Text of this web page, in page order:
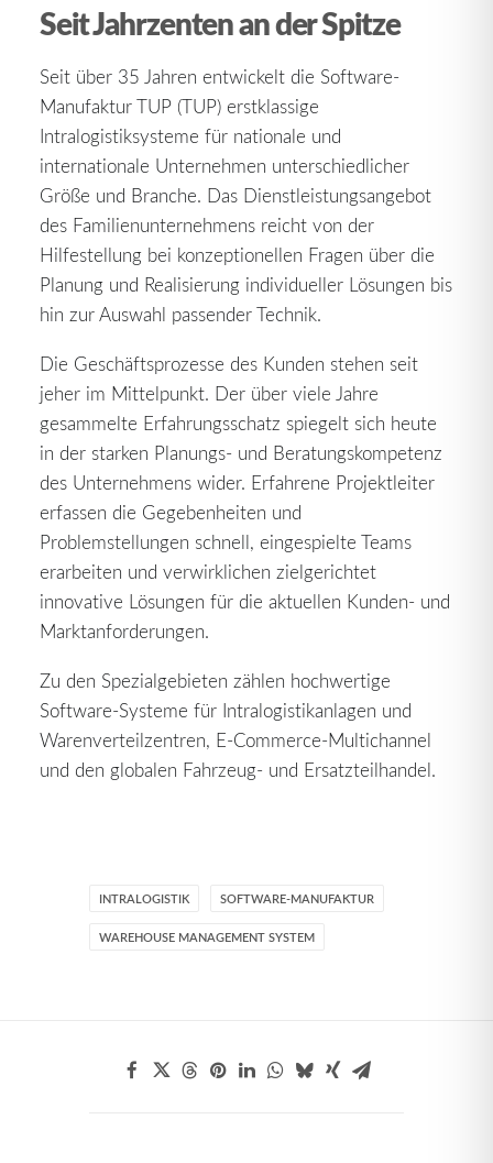
Seit Jahrzenten an der Spitze
Seit über 35 Jahren entwickelt die Software-
Manufaktur TUP (TUP) erstklassige
Intralogistiksysteme für nationale und
internationale Unternehmen unterschiedlicher
Größe und Branche. Das Dienstleistungsangebot
des Familienunternehmens reicht von der
Hilfestellung bei konzeptionellen Fragen über die
Planung und Realisierung individueller Lösungen bis
hin zur Auswahl passender Technik.
Die Geschäftsprozesse des Kunden stehen seit
jeher im Mittelpunkt. Der über viele Jahre
gesammelte Erfahrungsschatz spiegelt sich heute
in der starken Planungs- und Beratungskompetenz
des Unternehmens wider. Erfahrene Projektleiter
erfassen die Gegebenheiten und
Problemstellungen schnell, eingespielte Teams
erarbeiten und verwirklichen zielgerichtet
innovative Lösungen für die aktuellen Kunden- und
Marktanforderungen.
Zu den Spezialgebieten zählen hochwertige
Software-Systeme für Intralogistikanlagen und
Warenverteilzentren, E-Commerce-Multichannel
und den globalen Fahrzeug- und Ersatzteilhandel.
INTRALOGISTIK SOFTWARE-MANUFAKTUR
WAREHOUSE MANAGEMENT SYSTEM